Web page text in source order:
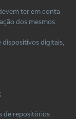
ter em conta
dos mesmos.
dispositivos digitais,
de repositórios